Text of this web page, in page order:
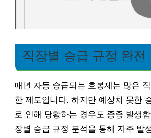
직장별 승급 규정 완전
매년 자동 승급되는 호봉제는 많은
한 제도입니다. 하지만 예상치 못한
로 인해 당황하는 경우도 종종 발생
장별 승급 규정 분석을 통해 자주 발